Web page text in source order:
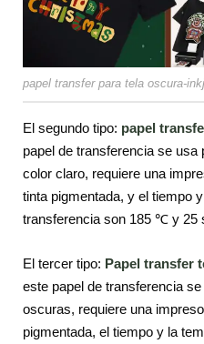
papel transfer para tela oscura-
El segundo tipo: papel
papel de transferencia se usa
color claro, requiere una
tinta pigmentada, y el tiempo
transferencia son 185 ℃ y 25
El tercer tipo: Papel transfer
este papel de transferencia
oscuras, requiere una
pigmentada, el tiempo y la